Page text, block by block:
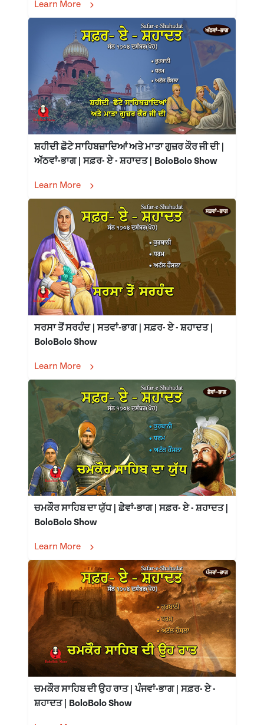
Learn More
ਸ਼ਹੀਦੀ ਛੋਟੇ ਸਾਹਿਬਜ਼ਾਦਿਆਂ ਅਤੇ ਮਾਤਾ ਗੁਜ਼ਰ ਕੌਰ ਜੀ ਦੀ |
ਅੱਠਵਾਂ-ਭਾਗ | ਸਫ਼ਰ- ਏ - ਸ਼ਹਾਦਤ | BoloBolo Show
Learn More
ਸਰਸਾ ਤੋਂ ਸਰਹੰਦ | ਸਤਵਾਂ-ਭਾਗ | ਸਫ਼ਰ- ਏ - ਸ਼ਹਾਦਤ |
BoloBolo Show
Learn More
ਚਮਕੌਰ ਸਾਹਿਬ ਦਾ ਯੁੱਧ | ਛੇਵਾਂ-ਭਾਗ | ਸਫ਼ਰ- ਏ - ਸ਼ਹਾਦਤ |
BoloBolo Show
Learn More
ਚਮਕੌਰ ਸਾਹਿਬ ਦੀ ਉਹ ਰਾਤ | ਪੰਜਵਾਂ-ਭਾਗ | ਸਫ਼ਰ- ਏ -
ਸ਼ਹਾਦਤ | BoloBolo Show